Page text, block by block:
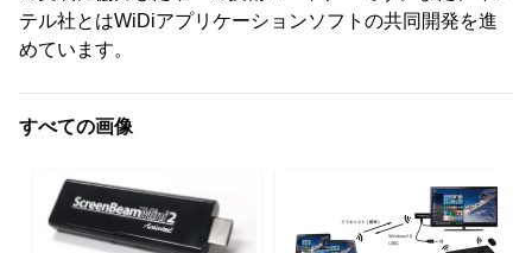
テル社とはWiDiアプリケーションソフトの共同開発を進
めています。
すべての画像